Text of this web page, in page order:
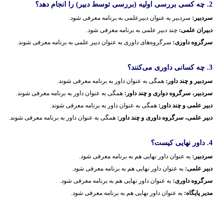
2. چه کسی بررسی اولیه (بررسی توسط دبیر) را انجام دهد؟
سردبیر: سردبیر به عنوان دبیرعلمی به برنامه معرفی شود.
دبیران علمی: چند دبیر علمی به برنامه معرفی شود.
سرگروه داوری: سرگروه‌های داوری به عنوان دبیر علمی به برنامه معرفی شوند.
3. چه کسانی داوری می‌کنند؟
سردبیر و چند داور: همگی به عنوان داور به برنامه معرفی شوند.
سردبیر، سرگروه دواری و چند داور: همگی به عنوان داور به برنامه معرفی شوند.
دبیر علمی و چند داور: همگی به عنوان داور به برنامه معرفی شوند.
دبیر علمی، سرگروه داوری و چند داور: همگی به عنوان داور به برنامه معرفی شوند.
4. داور نهایی کیست؟
سردبیر: به عنوان داور نهایی هم به برنامه معرفی شود.
دبیر علمی: به عنوان داور نهایی هم به برنامه معرفی شود.
سرگروه داوری: به عنوان داور نهایی هم به برنامه معرفی شود.
مدیر پایگاه: به عنوان داور نهایی هم به برنامه معرفی شود.